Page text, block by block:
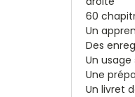
60
Un
Des
Un
Une
Un livret